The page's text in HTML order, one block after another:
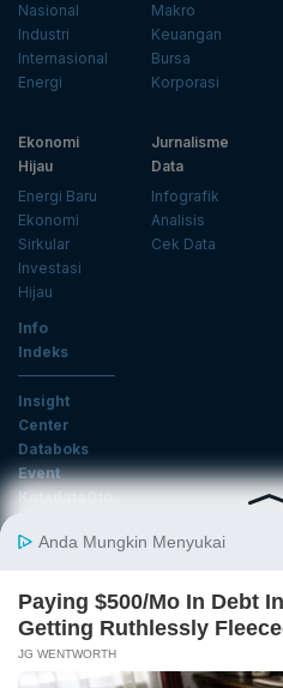
Nasional
Industri
Internasional
Energi
Makro
Keuangan
Bursa
Korporasi
Ekonomi
Hijau
Energi Baru
Ekonomi
Sirkular
Investasi
Hijau
Jurnalisme
Data
Infografik
Analisis
Cek Data
Info
Indeks
Insight
Center
Databoks
Event
KatadataOto
Email